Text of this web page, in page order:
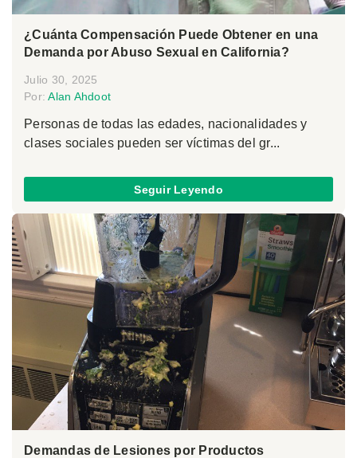
¿Cuánta Compensación Puede Obtener en una
Demanda por Abuso Sexual en California?
Julio 30, 2025
Por:Alan Ahdoot
Personas de todas las edades, nacionalidades y
clases sociales pueden ser víctimas del gr...
Seguir Leyendo
Demandas de Lesiones por Productos